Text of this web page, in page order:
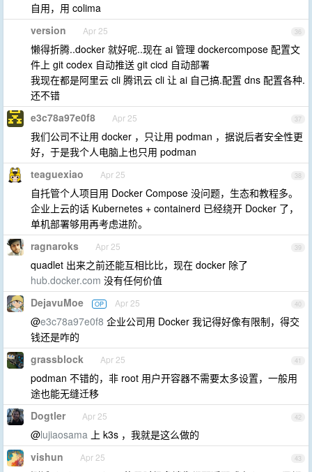
自用，用 colima
36
version Apr 25
懒得折腾..docker 就好呢..现在 ai 管理 dockercompose 配置文
件上 git codex 自动推送 git cicd 自动部署
我现在都是阿里云 cli 腾讯云 cli 让 ai 自己搞.配置 dns 配置各种.
还不错
37
e3c78a97e0f8 Apr 25
我们公司不让用 docker ，只让用 podman ，据说后者安全性更
好，于是我个人电脑上也只用 podman
38
teaguexiao Apr 25
自托管个人项目用 Docker Compose 没问题，生态和教程多。
企业上云的话 Kubernetes + containerd 已经绕开 Docker 了，
单机部署够用再考虑进阶。
39
ragnaroks Apr 25
quadlet 出来之前还能互相比比，现在 docker 除了
hub.docker.com 没有任何价值
40
DejavuMoe OP Apr 25
@e3c78a97e0f8 企业公司用 Docker 我记得好像有限制，得交
钱还是咋的
41
grassblock Apr 25
podman 不错的，非 root 用户开容器不需要太多设置，一般用
途也能无缝迁移
42
Dogtler Apr 25
@lujiaosama 上 k3s ，我就是这么做的
43
vishun Apr 25